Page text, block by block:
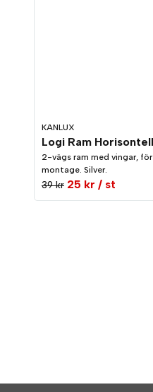
KANLUX
2-vägs ram med vingar, för
montage. Silver.
39 kr 25 kr / st